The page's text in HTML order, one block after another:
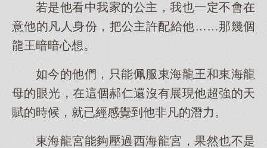
若是他看中我家的公主，我也一定不會在
意他的凡人身份，把公主許配給他……那幾個
龍王暗暗心想。
如今的他們，只能佩服東海龍王和東海龍
母的眼光，在這個郝仁還沒有展現他超強的天
賦的時候，就已經感覺到他非凡的潛力。
東海龍宮能夠壓過西海龍宮，果然也不是